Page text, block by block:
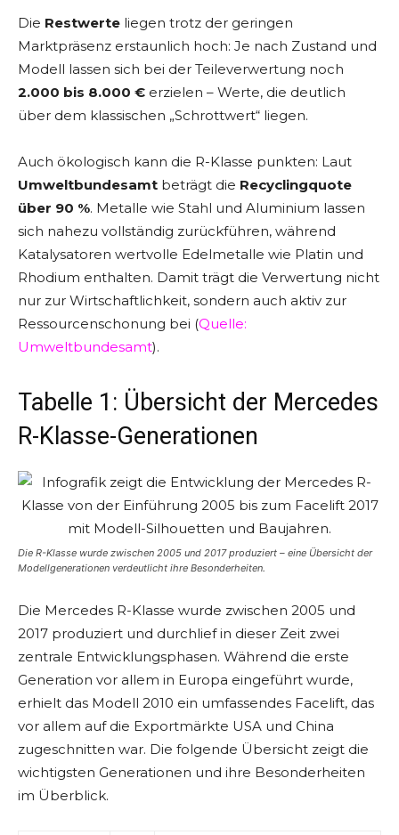
Die Restwerte liegen trotz der geringen
Marktpräsenz erstaunlich hoch: Je nach Zustand und
Modell lassen sich bei der Teileverwertung noch
2.000 bis 8.000 € erzielen – Werte, die deutlich
über dem klassischen „Schrottwert“ liegen.
Auch ökologisch kann die R-Klasse punkten: Laut
Umweltbundesamt beträgt die Recyclingquote
über 90 %. Metalle wie Stahl und Aluminium lassen
sich nahezu vollständig zurückführen, während
Katalysatoren wertvolle Edelmetalle wie Platin und
Rhodium enthalten. Damit trägt die Verwertung nicht
nur zur Wirtschaftlichkeit, sondern auch aktiv zur
Ressourcenschonung bei (Quelle:
Umweltbundesamt).
Tabelle 1: Übersicht der Mercedes
R-Klasse-Generationen
Die R-Klasse wurde zwischen 2005 und 2017 produziert – eine Übersicht der
Modellgenerationen verdeutlicht ihre Besonderheiten.
Die Mercedes R-Klasse wurde zwischen 2005 und
2017 produziert und durchlief in dieser Zeit zwei
zentrale Entwicklungsphasen. Während die erste
Generation vor allem in Europa eingeführt wurde,
erhielt das Modell 2010 ein umfassendes Facelift, das
vor allem auf die Exportmärkte USA und China
zugeschnitten war. Die folgende Übersicht zeigt die
wichtigsten Generationen und ihre Besonderheiten
im Überblick.